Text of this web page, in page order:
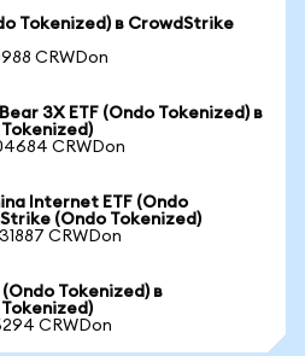
Tokenized) в CrowdStrike
CRWDon
3X ETF (Ondo Tokenized) в
CRWDon
Internet ETF (Ondo
(Ondo Tokenized)
CRWDon
Tokenized) в
CRWDon